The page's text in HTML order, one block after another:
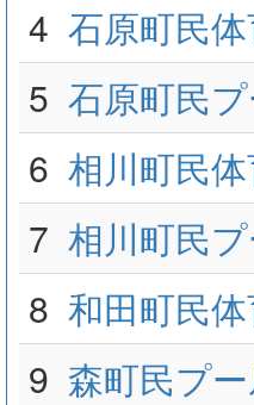
4 石原町民
5 石原町民
6 相川町民
7 相川町民
8 和田町民
9 森町民プ